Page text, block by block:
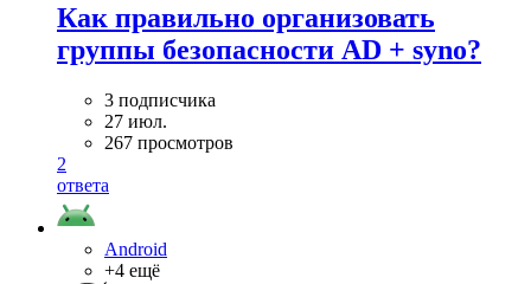
Как правильно организовать
группы безопасности AD + syno?
3 подписчика
27 июл.
267 просмотров
2
ответа
Android
+4 ещё